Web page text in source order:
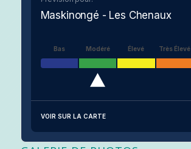
Maskinongé - Les Chenaux
Bas Modéré Élevé Très Élevé
VOIR SUR LA CARTE